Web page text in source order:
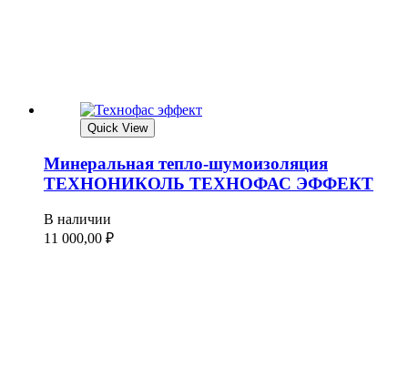
Quick View
Минеральная тепло-шумоизоляция
ТЕХНОНИКОЛЬ ТЕХНОФАС ЭФФЕКТ
В наличии
11 000,00 ₽